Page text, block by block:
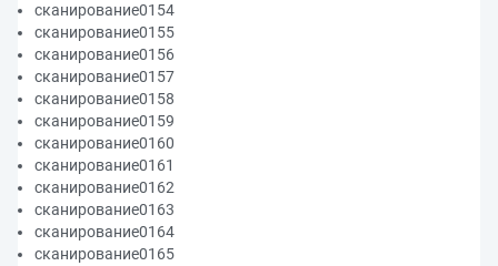
сканирование0154
сканирование0155
сканирование0156
сканирование0157
сканирование0158
сканирование0159
сканирование0160
сканирование0161
сканирование0162
сканирование0163
сканирование0164
сканирование0165